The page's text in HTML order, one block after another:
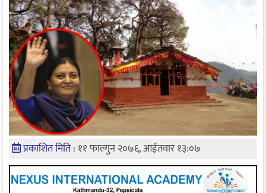
प्रकाशित मिति : ११ फाल्गुन २०७६, आईतवार १३:०७